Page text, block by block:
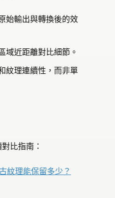
始輸出與轉換後的效
域近距離對比細節。
紋理連續性，而非單
比指南：
紋理能保留多少？